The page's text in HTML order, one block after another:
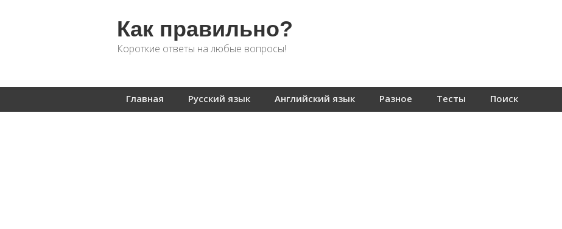
Как правильно?
Короткие ответы на любые вопросы!
Главная Русский язык Английский язык Разное Тесты Поиск